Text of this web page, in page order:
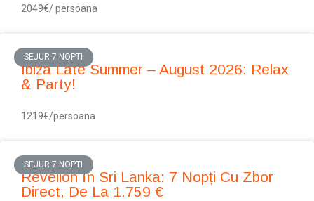
2049€/ persoana
SEJUR 7 NOPTI
Ibiza Late Summer – August 2026: Relax
& Party!
1219€/persoana
SEJUR 7 NOPTI
Revelion În Sri Lanka: 7 Nopți Cu Zbor
Direct, De La 1.759 €